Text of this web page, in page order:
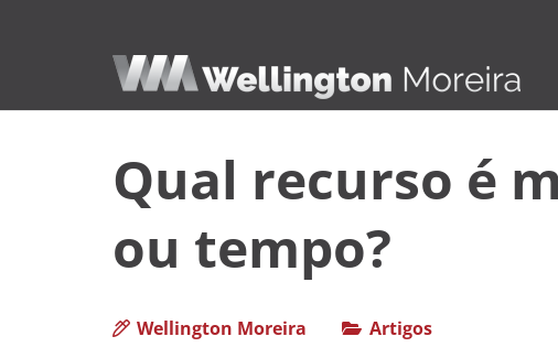
Qual recurso é
ou tempo?
Wellington Moreira Artigos